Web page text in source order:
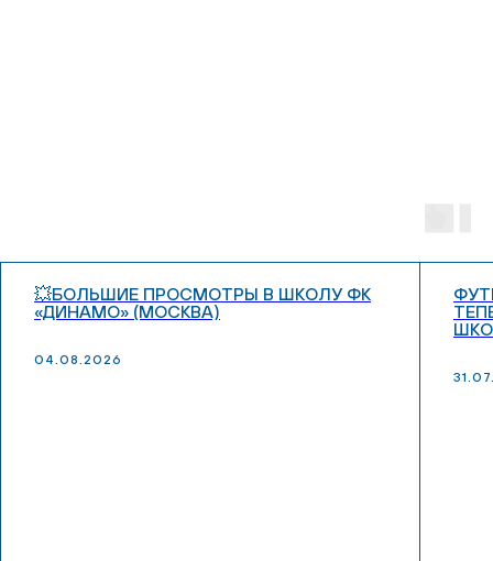
💥БОЛЬШИЕ ПРОСМОТРЫ В ШКОЛУ ФК
«ДИНАМО» (МОСКВА)
04.08.2026